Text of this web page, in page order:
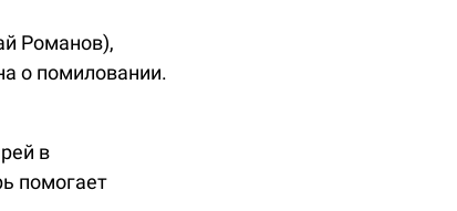
Романов),
о помиловании.
в
помогает